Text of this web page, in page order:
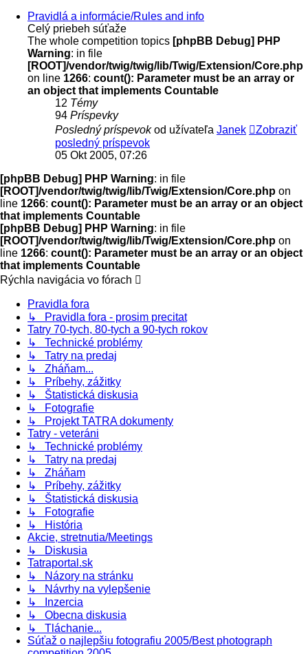
Pravidlá a informácie/Rules and info
Celý priebeh súťaže
The whole competition topics [phpBB Debug] PHP
Warning: in file
[ROOT]/vendor/twig/twig/lib/Twig/Extension/Core.php
on line 1266: count(): Parameter must be an array or
an object that implements Countable
12 Témy
94 Príspevky
Posledný príspevokod užívateľa Janek
Zobraziť
posledný príspevok
05 Okt 2005, 07:26
[phpBB Debug] PHP Warning: in file
[ROOT]/vendor/twig/twig/lib/Twig/Extension/Core.php on
line 1266: count(): Parameter must be an array or an object
that implements Countable
[phpBB Debug] PHP Warning: in file
[ROOT]/vendor/twig/twig/lib/Twig/Extension/Core.php on
line 1266: count(): Parameter must be an array or an object
that implements Countable
Rýchla navigácia vo fórach
Pravidla fora
↳ Pravidla fora - prosim precitat
Tatry 70-tych, 80-tych a 90-tych rokov
↳ Technické problémy
↳ Tatry na predaj
↳ Zháňam...
↳ Príbehy, zážitky
↳ Štatistická diskusia
↳ Fotografie
↳ Projekt TATRA dokumenty
Tatry - veteráni
↳ Technické problémy
↳ Tatry na predaj
↳ Zháňam
↳ Príbehy, zážitky
↳ Štatistická diskusia
↳ Fotografie
↳ História
Akcie, stretnutia/Meetings
↳ Diskusia
Tatraportal.sk
↳ Názory na stránku
↳ Návrhy na vylepšenie
↳ Inzercia
↳ Obecna diskusia
↳ Tláchanie...
Súťaž o najlepšiu fotografiu 2005/Best photograph